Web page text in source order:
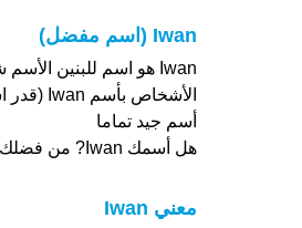
Iwan (اسم مفضل)
أسم جيد تماما
هل أسمك Iwan? من فضلك اجب على
معني Iwan